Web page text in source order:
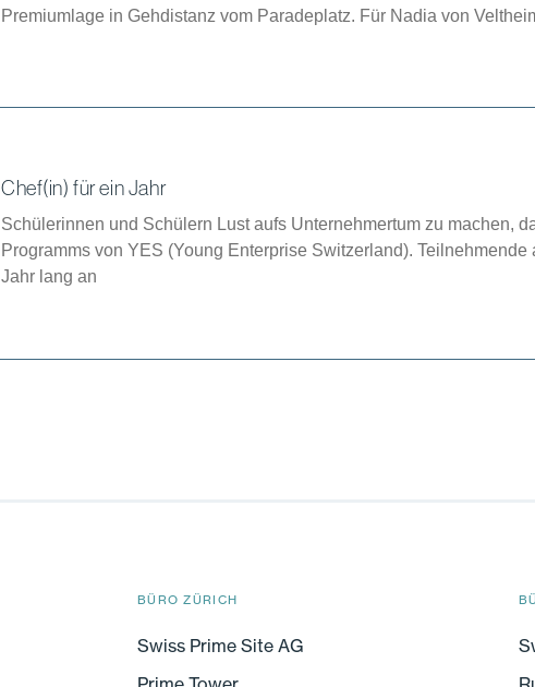
Premiumlage in Gehdistanz vom Paradeplatz. Für Nadia von
Chef(in) für ein Jahr
Schülerinnen und Schülern Lust aufs Unternehmertum zu machen,
Programms von YES (Young Enterprise Switzerland).
Jahr lang an
BÜRO ZÜRICH
Swiss Prime Site AG